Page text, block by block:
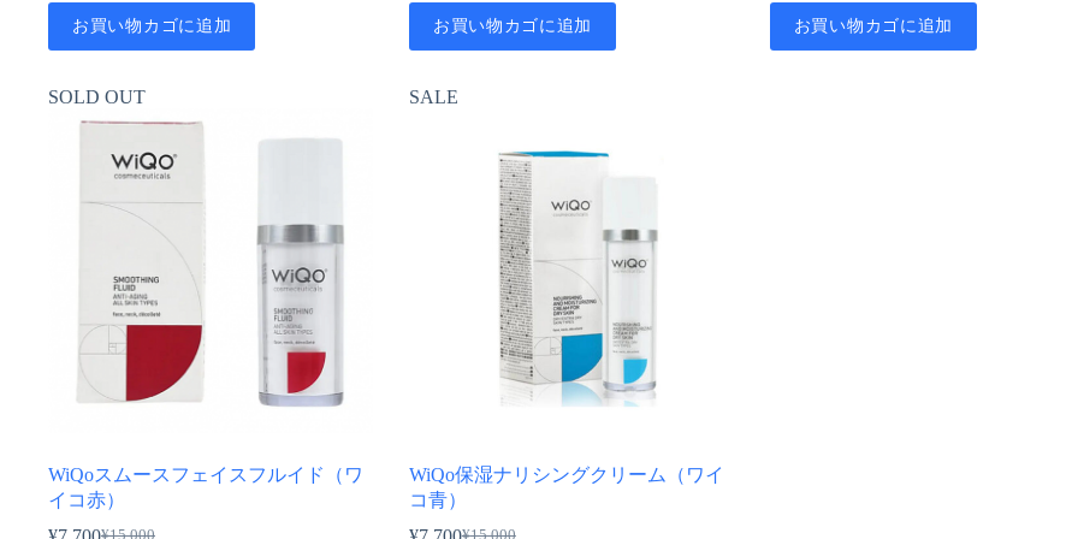
お買い物カゴに追加
格
は
た。
価
格
す。
お買い物カゴに追加
格
は
価
格
お買い物カゴに追加
SOLD OUT
WiQoスムースフェイスフルイド（ワ
イコ赤）
SALE
WiQo保湿ナリシングクリーム（ワイ
コ青）